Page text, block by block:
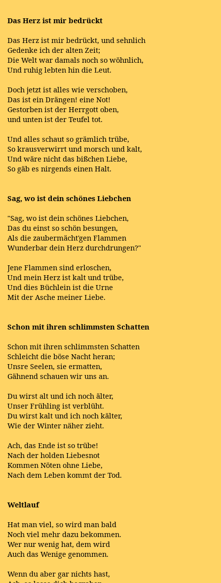
Das Herz ist mir bedrückt
Das Herz ist mir bedrückt, und sehnlich
Gedenke ich der alten Zeit;
Die Welt war damals noch so wöhnlich,
Und ruhig lebten hin die Leut.
Doch jetzt ist alles wie verschoben,
Das ist ein Drängen! eine Not!
Gestorben ist der Herrgott oben,
und unten ist der Teufel tot.
Und alles schaut so grämlich trübe,
So krausverwirrt und morsch und kalt,
Und wäre nicht das bißchen Liebe,
So gäb es nirgends einen Halt.
Sag, wo ist dein schönes Liebchen
"Sag, wo ist dein schönes Liebchen,
Das du einst so schön besungen,
Als die zaubermächt'gen Flammen
Wunderbar dein Herz durchdrungen?"
Jene Flammen sind erloschen,
Und mein Herz ist kalt und trübe,
Und dies Büchlein ist die Urne
Mit der Asche meiner Liebe.
Schon mit ihren schlimmsten Schatten
Schon mit ihren schlimmsten Schatten
Schleicht die böse Nacht heran;
Unsre Seelen, sie ermatten,
Gähnend schauen wir uns an.
Du wirst alt und ich noch älter,
Unser Frühling ist verblüht.
Du wirst kalt und ich noch kälter,
Wie der Winter näher zieht.
Ach, das Ende ist so trübe!
Nach der holden Liebesnot
Kommen Nöten ohne Liebe,
Nach dem Leben kommt der Tod.
Weltlauf
Hat man viel, so wird man bald
Noch viel mehr dazu bekommen.
Wer nur wenig hat, dem wird
Auch das Wenige genommen.
Wenn du aber gar nichts hast,